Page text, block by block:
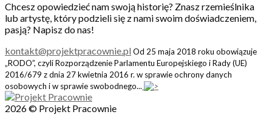
Chcesz opowiedzieć nam swoją historię? Znasz rzemieślnika
lub artystę, który podzieli się z nami swoim doświadczeniem,
pasją? Napisz do nas!
kontakt@projektpracownie.pl Od 25 maja 2018 roku obowiązuje
„RODO”, czyli Rozporządzenie Parlamentu Europejskiego i Rady (UE)
2016/679 z dnia 27 kwietnia 2016 r. w sprawie ochrony danych
osobowych i w sprawie swobodnego...
2026 © Projekt Pracownie